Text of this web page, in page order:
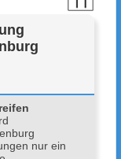
nur ein